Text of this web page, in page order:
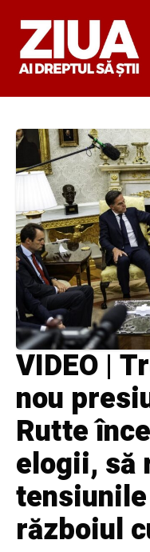
VIDEO |
nou
Rutte
elogii, să
războiul